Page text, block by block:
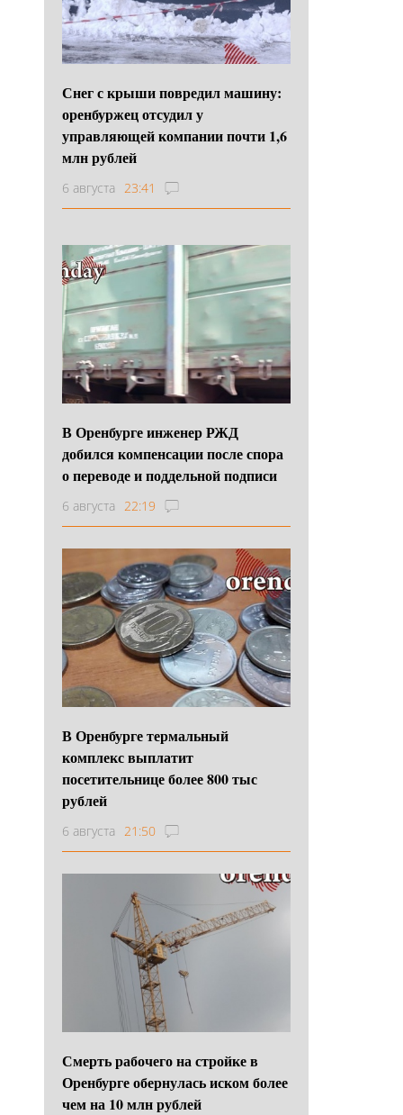
Снег с крыши повредил машину:
оренбуржец отсудил у
управляющей компании почти 1,6
млн рублей
6 августа 23:41
В Оренбурге инженер РЖД
добился компенсации после спора
о переводе и поддельной подписи
6 августа 22:19
В Оренбурге термальный
комплекс выплатит
посетительнице более 800 тыс
рублей
6 августа 21:50
Смерть рабочего на стройке в
Оренбурге обернулась иском более
чем на 10 млн рублей